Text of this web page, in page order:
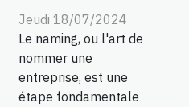
Jeudi 18/07/2024
Le naming, ou l'art de
nommer une
entreprise, est une
étape fondamentale